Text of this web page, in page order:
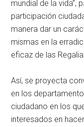
mundial de la vida”,
participación
manera dar un
mismas en la
eficaz de las
Así, se proyecta
en los
ciudadano en los
interesados en